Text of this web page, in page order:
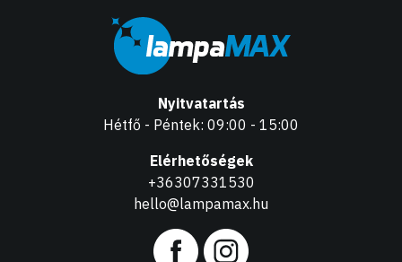
Nyitvatartás
Hétfő - Péntek: 09:00 - 15:00
Elérhetőségek
+36307331530
hello@lampamax.hu